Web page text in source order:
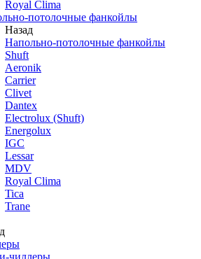
Royal Clima
потолочные фанкойлы
Назад
Напольно-потолочные фанкойлы
Shuft
Aeronik
Carrier
Clivet
Dantex
Electrolux (Shuft)
Energolux
IGC
Lessar
MDV
Royal Clima
Tica
Trane
чиллеры